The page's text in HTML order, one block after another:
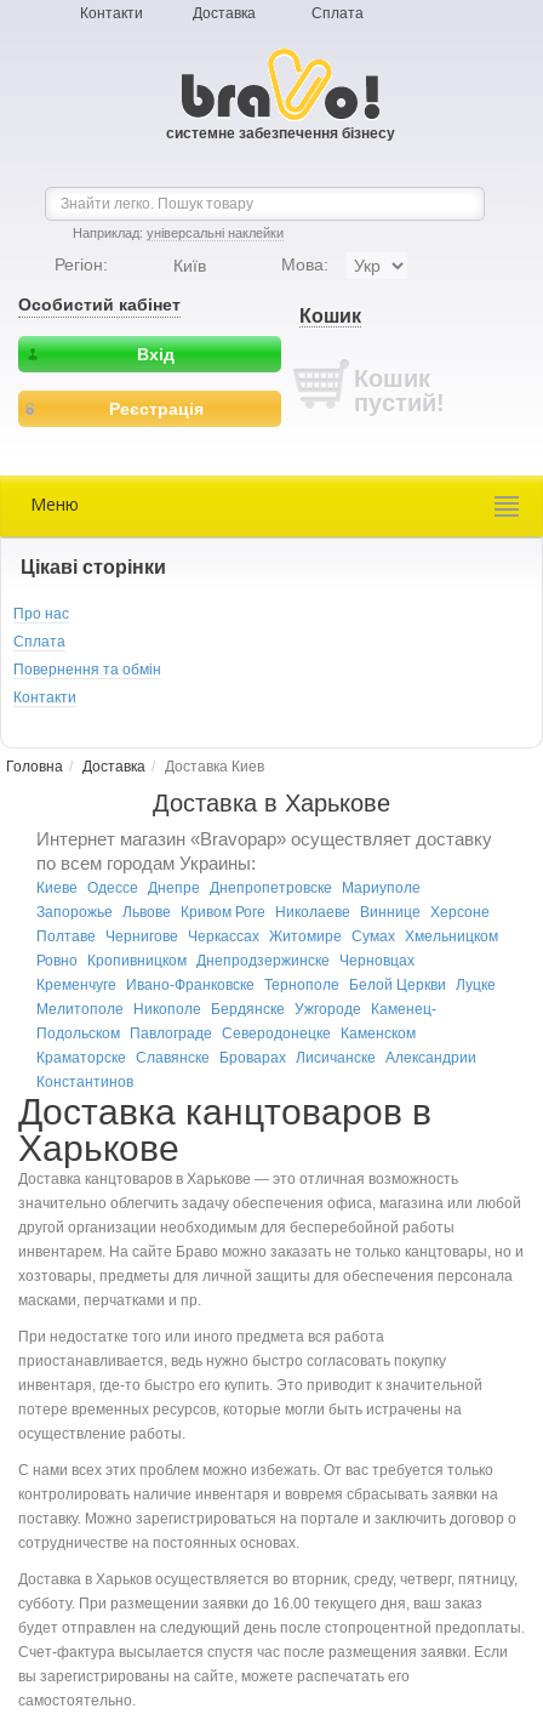
Контакти Доставка Сплата
системне забезпечення бізнесу
Наприклад: універсальні наклейки
Регіон: Київ Мова:
Особистий кабінет
Вхід
Реєстрація
Кошик
Кошик
пустий!
Меню
Цікаві сторінки
Про нас
Сплата
Повернення та обмін
Контакти
Головна Доставка Доставка Киев
Доставка в Харькове
Интернет магазин «Bravopap» осуществляет доставку
по всем городам Украины:
Киеве Одессе Днепре Днепропетровске
Мариуполе
Запорожье
Львове Кривом Роге Николаеве Виннице
Херсоне
Полтаве
Чернигове Черкассах Житомире Сумах Хмельницком
Ровно
Кропивницком Днепродзержинске
Черновцах
Кременчуге
Ивано-Франковске Тернополе Белой Церкви
Луцке
Мелитополе
Никополе Бердянске Ужгороде
Каменец-
Подольском
Павлограде Северодонецке
Каменском
Краматорске
Славянске Броварах Лисичанске
Александрии
Константинов
Доставка канцтоваров в
Харькове
Доставка канцтоваров в Харькове — это отличная возможность
значительно облегчить задачу обеспечения офиса, магазина или любой
другой организации необходимым для бесперебойной работы
инвентарем. На сайте Браво можно заказать не только канцтовары, но и
хозтовары, предметы для личной защиты для обеспечения персонала
масками, перчатками и пр.
При недостатке того или иного предмета вся работа
приостанавливается, ведь нужно быстро согласовать покупку
инвентаря, где-то быстро его купить. Это приводит к значительной
потере временных ресурсов, которые могли быть истрачены на
осуществление работы.
С нами всех этих проблем можно избежать. От вас требуется только
контролировать наличие инвентаря и вовремя сбрасывать заявки на
поставку. Можно зарегистрироваться на портале и заключить договор о
сотрудничестве на постоянных основах.
Доставка в Харьков осуществляется во вторник, среду, четверг, пятницу,
субботу. При размещении заявки до 16.00 текущего дня, ваш заказ
будет отправлен на следующий день после стопроцентной предоплаты.
Счет-фактура высылается спустя час после размещения заявки. Если
вы зарегистрированы на сайте, можете распечатать его
самостоятельно.